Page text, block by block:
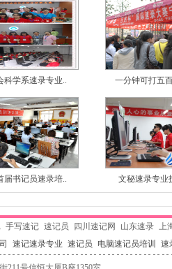
科学系速录专业.. 一分钟可打五
届书记员速录培.. 文秘速录专业
手写速记 速记员 四川速记网 山东速录 上
速记速录专业 速记员 电脑速记员培训 速